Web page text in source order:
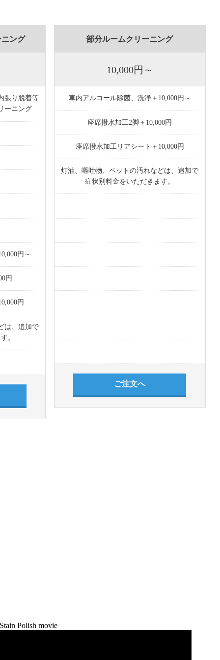
ング
張り脱着等
ーニング
円～
円
円
は、追加で
。
部分ルームクリーニング
10,000円～
車内アルコール除菌、洗浄＋10,000円～
座席撥水加工2脚＋10,000円
座席撥水加工リアシート＋10,000円
灯油、嘔吐物、ペットの汚れなどは、追加で
症状別料金をいただきます。
ご注文へ
Polish movie